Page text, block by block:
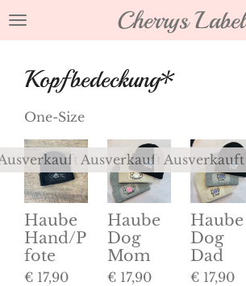
Zum
Cherrys Label
Kopfbedeckung*
One-Size
Haube
Hand/P
fote
€ 17,90
Ausverkauft
Haube
Dog
Mom
€ 17,90
Ausverkauft
Haube
Dog
Dad
€ 17,90